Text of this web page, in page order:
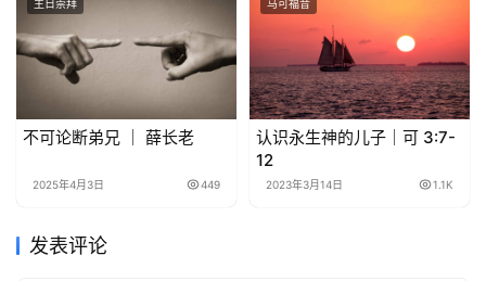
主日崇拜
不可论断弟兄 ｜ 薛长老
2025年4月3日 449
马可福音
认识永生神的儿子｜可 3:7-
12
2023年3月14日 1.1K
发表评论